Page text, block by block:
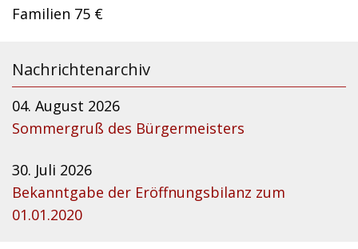
Familien 75 €
Nachrichtenarchiv
04. August 2026
Sommergruß des Bürgermeisters
30. Juli 2026
Bekanntgabe der Eröffnungsbilanz zum
01.01.2020